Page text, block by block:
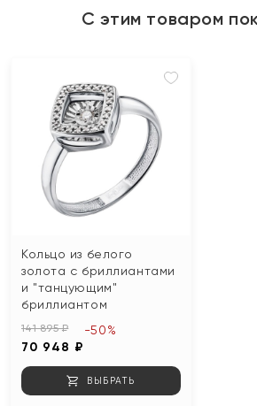
С этим товаром
Кольцо из белого
золота с бриллиантами
и "танцующим"
бриллиантом
141 895 ₽
70 948 ₽
-50%
ВЫБРАТЬ